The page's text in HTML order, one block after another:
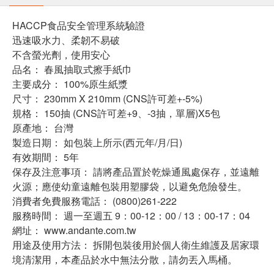
HACCP食品安全管理系統驗證
迅速吸水力、柔韌不易破
不含螢光劑，使用安心
品名： 春風抽取式擦手紙巾
主要成分： 100%原生紙漿
尺寸： 230mm X 210mm (CNS許可差+-5%)
規格： 150抽 (CNS許可差+9、-3抽，單層)X5包
原產地： 台灣
製造日期： 如包裝上所示(西元年/月/日)
有效期間： 5年
保存及注意事項： 請將產品置於乾燥通風處保存，並遠離
火源；應使幼童遠離包裝用塑膠袋，以避免危險發生。
消費者免費服務電話： (0800)261-222
服務時間： 週一至週五 9：00-12：00 / 13：00-17：04
網址： www.andante.com.tw
用途及使用方法： 拆開包裝後用於個人衛生維護及居家環
境清潔用，本產品於水中無法分散，請勿丟入馬桶。